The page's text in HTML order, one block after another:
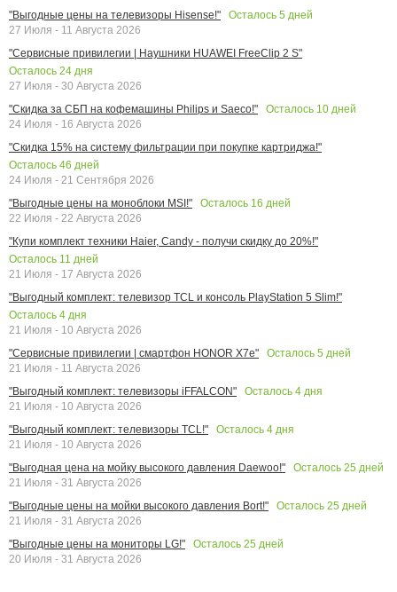
"Выгодные цены на телевизоры Hisense!"
Осталось 5 дней
27 Июля - 11 Августа 2026
"Сервисные привилегии | Наушники HUAWEI FreeClip 2 S"
Осталось 24 дня
27 Июля - 30 Августа 2026
"Скидка за СБП на кофемашины Philips и Saeco!"
Осталось 10 дней
24 Июля - 16 Августа 2026
"Скидка 15% на систему фильтрации при покупке картриджа!"
Осталось 46 дней
24 Июля - 21 Сентября 2026
"Выгодные цены на моноблоки MSI!"
Осталось 16 дней
22 Июля - 22 Августа 2026
"Купи комплект техники Haier, Candy - получи скидку до 20%!"
Осталось 11 дней
21 Июля - 17 Августа 2026
"Выгодный комплект: телевизор TCL и консоль PlayStation 5 Slim!"
Осталось 4 дня
21 Июля - 10 Августа 2026
"Сервисные привилегии | смартфон HONOR X7e"
Осталось 5 дней
21 Июля - 11 Августа 2026
"Выгодный комплект: телевизоры iFFALCON"
Осталось 4 дня
21 Июля - 10 Августа 2026
"Выгодный комплект: телевизоры TCL!"
Осталось 4 дня
21 Июля - 10 Августа 2026
"Выгодная цена на мойку высокого давления Daewoo!"
Осталось 25 дней
21 Июля - 31 Августа 2026
"Выгодные цены на мойки высокого давления Bort!"
Осталось 25 дней
21 Июля - 31 Августа 2026
"Выгодные цены на мониторы LG!"
Осталось 25 дней
20 Июля - 31 Августа 2026